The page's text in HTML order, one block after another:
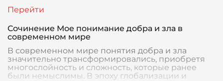
Сочинение Мое понимание добра и зла в
современном мире
В современном мире понятия добра и зла
значительно трансформировались, приобретя
многослойность и сложность, которые ранее
были немыслимы. В эпоху глобализации и